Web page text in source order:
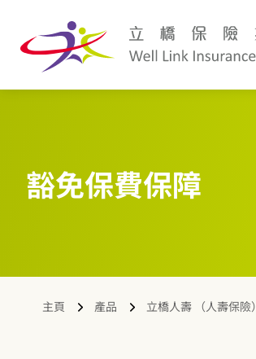
豁免保費保障
主頁 產品 立橋人壽 （人壽保險）